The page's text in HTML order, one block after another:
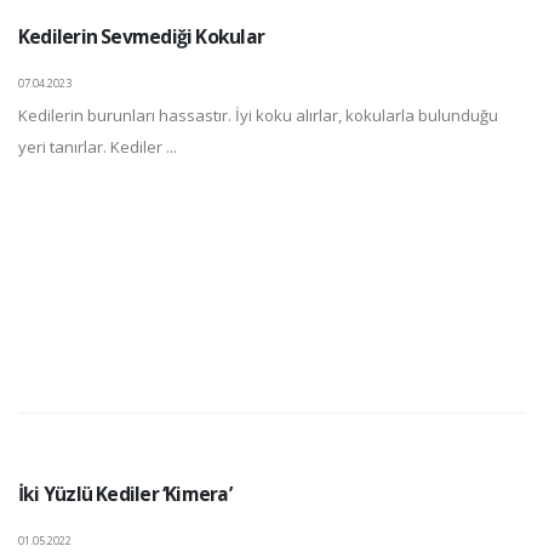
Kedilerin Sevmediği Kokular
07.04.2023
Kedilerin burunları hassastır. İyi koku alırlar, kokularla bulunduğu
yeri tanırlar. Kediler ...
İki Yüzlü Kediler ‘Kimera’
01.05.2022